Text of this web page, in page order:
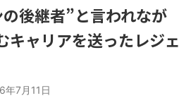
後継者”と言われなが
キャリアを送ったレジェ
年7月11日